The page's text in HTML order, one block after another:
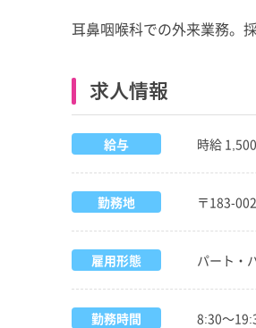
耳鼻咽喉科での外来業務。
求人情報
給与 時給
勤務地 〒183-
雇用形態 パート・
勤務時間 8:30～